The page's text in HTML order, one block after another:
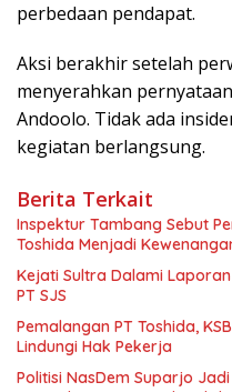
perbedaan pendapat.
Aksi berakhir setelah
menyerahkan
Andoolo. Tidak ada
kegiatan berlangsung.
Berita Terkait
Inspektur Tambang Sebut
Toshida Menjadi
Kejati Sultra Dalami
PT SJS
Pemalangan PT Toshida,
Lindungi Hak Pekerja
Politisi NasDem Suparjo